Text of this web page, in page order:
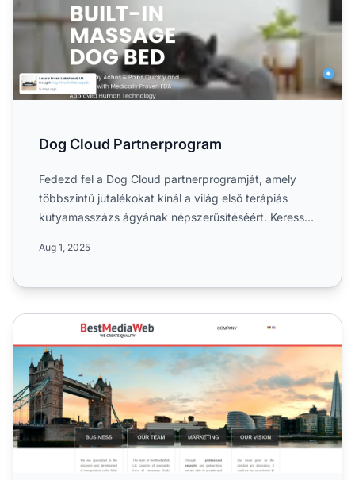
Dog Cloud Partnerprogram
Fedezd fel a Dog Cloud partnerprogramját, amely
többszintű jutalékokat kínál a világ első terápiás
kutyamasszázs ágyának népszerűsítéséért. Keress
Aug 1, 2025
BestMediaWeb Partnerprogram